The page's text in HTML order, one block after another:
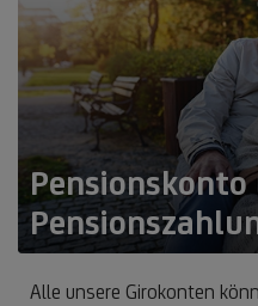
Alle unsere Girokonten